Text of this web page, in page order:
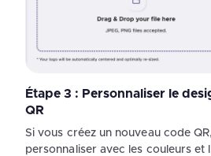
Étape 3 : Personnaliser le
QR
Si vous créez un nouveau code
personnaliser avec les couleurs et